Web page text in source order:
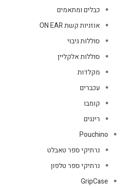
כבלים ומתאמים
אוזניות קשת ON EAR
סוללות גיבוי
סוללות אלקליין
מקלדות
עכברים
קומבו
רינגים
Pouchino
נרתיקי ספר טאבלט
נרתיקי ספר טלפון
GripCase